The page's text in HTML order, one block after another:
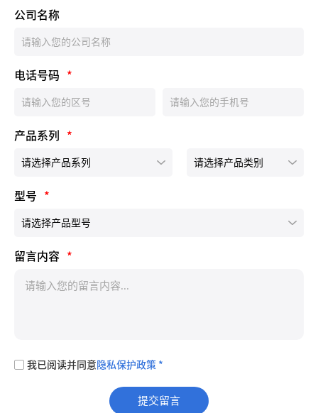
公司名称
电话号码 *
产品系列 *
型号 *
留言内容 *
我已阅读并同意 隐私保护政策 *